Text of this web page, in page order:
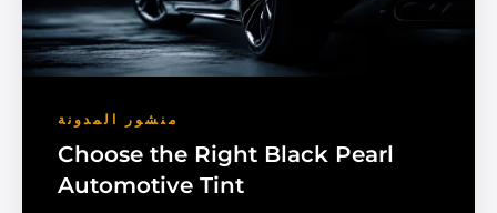
منشور المدونة
Choose the Right Black Pearl
Automotive Tint